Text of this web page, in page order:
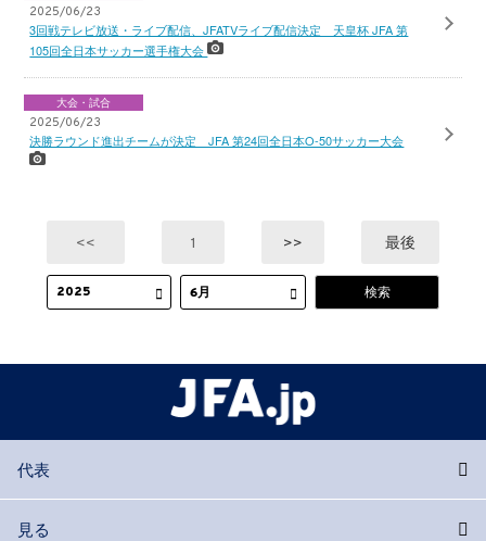
2025/06/23
3回戦テレビ放送・ライブ配信、JFATVライブ配信決定 天皇杯 JFA 第
105回全日本サッカー選手権大会
大会・試合
2025/06/23
決勝ラウンド進出チームが決定 JFA 第24回全日本O-50サッカー大会
<< 1 >> 最後
代表
見る